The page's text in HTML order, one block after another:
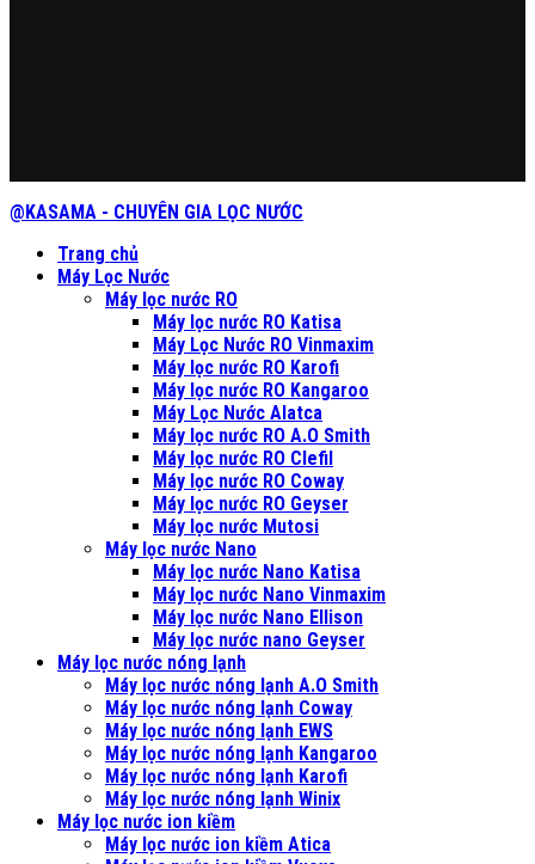
@KASAMA - CHUYÊN GIA LỌC NƯỚC
Trang chủ
Máy Lọc Nước
Máy lọc nước RO
Máy lọc nước RO Katisa
Máy Lọc Nước RO Vinmaxim
Máy lọc nước RO Karofi
Máy lọc nước RO Kangaroo
Máy Lọc Nước Alatca
Máy lọc nước RO A.O Smith
Máy lọc nước RO Clefil
Máy lọc nước RO Coway
Máy lọc nước RO Geyser
Máy lọc nước Mutosi
Máy lọc nước Nano
Máy lọc nước Nano Katisa
Máy lọc nước Nano Vinmaxim
Máy lọc nước Nano Ellison
Máy lọc nước nano Geyser
Máy lọc nước nóng lạnh
Máy lọc nước nóng lạnh A.O Smith
Máy lọc nước nóng lạnh Coway
Máy lọc nước nóng lạnh EWS
Máy lọc nước nóng lạnh Kangaroo
Máy lọc nước nóng lạnh Karofi
Máy lọc nước nóng lạnh Winix
Máy lọc nước ion kiềm
Máy lọc nước ion kiềm Atica